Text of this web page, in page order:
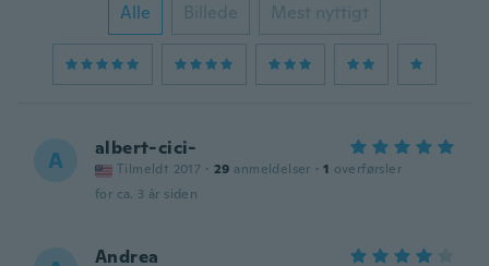
Alle Billede Mest nyttigt
A albert-cici-
Tilmeldt 2017 · 29 anmeldelser · 1 overførsler
for ca. 3 år siden
Andrea